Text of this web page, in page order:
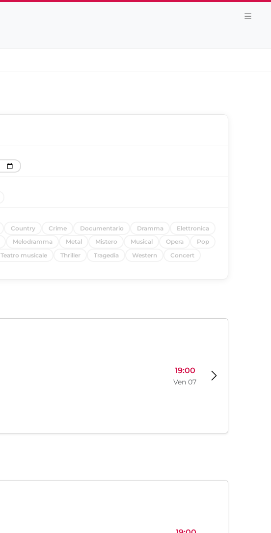
Country Crime Documentario Dramma
Elettronica
Melodramma Metal Mistero Musical Opera
Pop
Teatro musicale Thriller Tragedia Western
Concert
19:00
Ven 07